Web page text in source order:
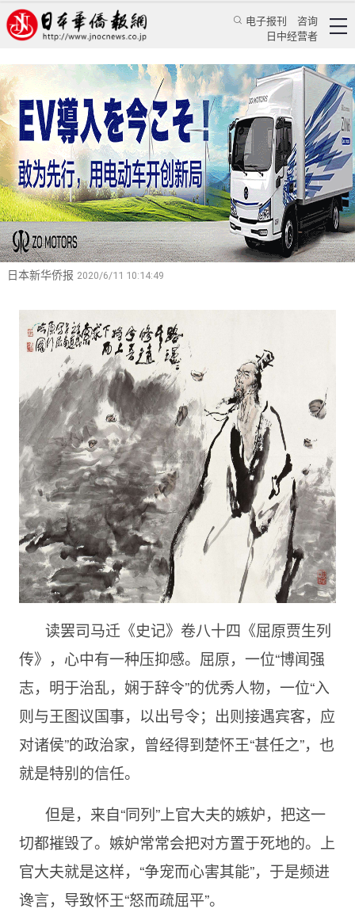
电子报刊
咨询
日中经营者
蒋谈廿四史（36）：屈原行走在信任与不信任的
钢丝上
——读《史记》卷八十四《屈原贾生列传》随笔
蒋丰 特辑 蒋谈历史
日本新华侨报 2020/6/11 10:14:49
读罢司马迁《史记》卷八十四《屈原贾生列
传》，心中有一种压抑感。屈原，一位“博闻强
志，明于治乱，娴于辞令”的优秀人物，一位“入
则与王图议国事，以出号令；出则接遇宾客，应
对诸侯”的政治家，曾经得到楚怀王“甚任之”，也
就是特别的信任。
但是，来自“同列”上官大夫的嫉妒，把这一
切都摧毁了。嫉妒常常会把对方置于死地的。上
官大夫就是这样，“争宠而心害其能”，于是频进
谗言，导致怀王“怒而疏屈平”。